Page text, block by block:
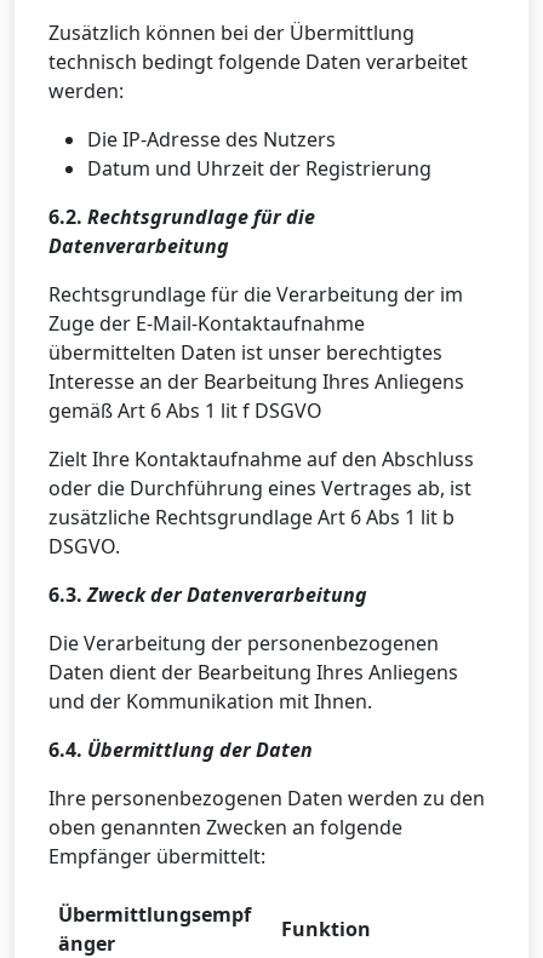
Zusätzlich können bei der Übermittlung
technisch bedingt folgende Daten verarbeitet
werden:
Die IP-Adresse des Nutzers
Datum und Uhrzeit der Registrierung
6.2. Rechtsgrundlage für die
Datenverarbeitung
Rechtsgrundlage für die Verarbeitung der im
Zuge der E-Mail-Kontaktaufnahme
übermittelten Daten ist unser berechtigtes
Interesse an der Bearbeitung Ihres Anliegens
gemäß Art 6 Abs 1 lit f DSGVO
Zielt Ihre Kontaktaufnahme auf den Abschluss
oder die Durchführung eines Vertrages ab, ist
zusätzliche Rechtsgrundlage Art 6 Abs 1 lit b
DSGVO.
6.3.Zweck der Datenverarbeitung
Die Verarbeitung der personenbezogenen
Daten dient der Bearbeitung Ihres Anliegens
und der Kommunikation mit Ihnen.
6.4. Übermittlung der Daten
Ihre personenbezogenen Daten werden zu den
oben genannten Zwecken an folgende
Empfänger übermittelt:
Übermittlungsempf
änger
Funktion